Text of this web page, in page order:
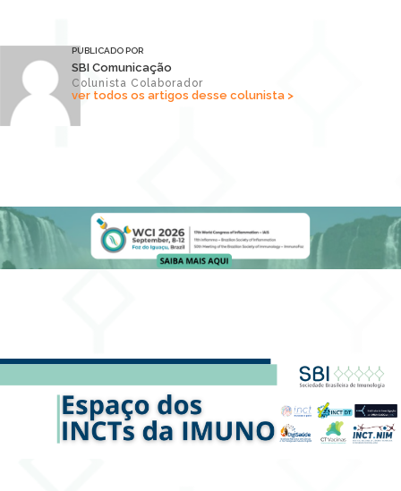
PUBLICADO POR
SBI Comunicação
Colunista Colaborador
ver todos os artigos desse colunista >